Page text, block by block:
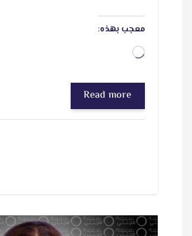
معجب بهذه:
ج
ا
ر
ي
ح
Read more